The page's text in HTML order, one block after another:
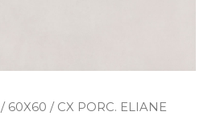
/ 60X60 / CX PORC. ELIANE